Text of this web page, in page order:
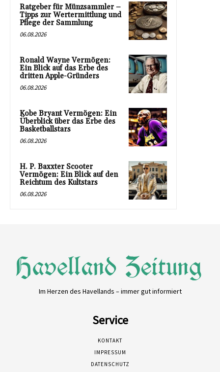
Ratgeber für Münzsammler –
Tipps zur Wertermittlung und
Pflege der Sammlung
06.08.2026
Ronald Wayne Vermögen:
Ein Blick auf das Erbe des
dritten Apple-Gründers
06.08.2026
Kobe Bryant Vermögen: Ein
Überblick über das Erbe des
Basketballstars
06.08.2026
H. P. Baxxter Scooter
Vermögen: Ein Blick auf den
Reichtum des Kultstars
06.08.2026
Im Herzen des Havellands – immer gut informiert
Service
KONTAKT
IMPRESSUM
DATENSCHUTZ